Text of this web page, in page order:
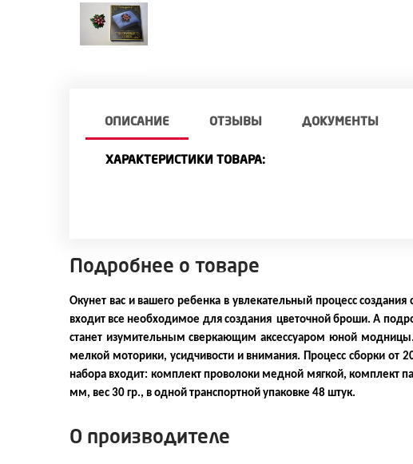
ОПИСАНИЕ ОТЗЫВЫ ДОКУМЕНТЫ
ХАРАКТЕРИСТИКИ ТОВАРА:
Подробнее о товаре
Окунет вас и вашего ребенка в увлекательный процесс
входит все необходимое для создания цветочной броши. А
станет изумительным сверкающим аксессуаром юной
мелкой моторики, усидчивости и внимания. Процесс сборки от
набора входит: комплект проволоки медной мягкой, комплект
мм, вес 30 гр., в одной транспортной упаковке 48 штук.
О производителе